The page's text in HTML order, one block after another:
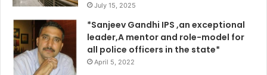
July 15, 2025
*Sanjeev Gandhi IPS ,an exceptional
leader,A mentor and role-model for
all police officers in the state*
April 5, 2022